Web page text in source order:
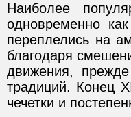
Наиболее
одновременно
переплелись на
благодаря
движения,
традиций. Конец
чечетки и